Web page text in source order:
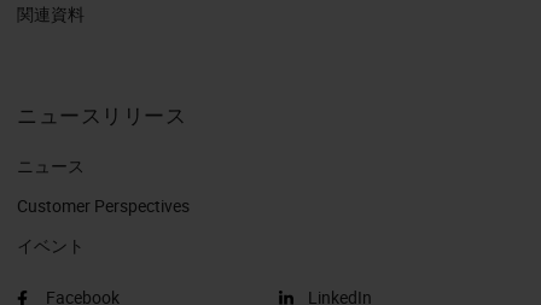
関連資料
ニュースリリース
ニュース
Customer Perspectives​
イベント
Facebook
LinkedIn